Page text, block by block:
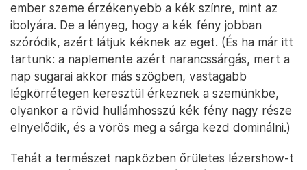
ember szeme érzékenyebb a kék színre, mint az
ibolyára. De a lényeg, hogy a kék fény jobban
szóródik, azért látjuk kéknek az eget. (És ha már itt
tartunk: a naplemente azért narancssárgás, mert a
nap sugarai akkor más szögben, vastagabb
légkörrétegen keresztül érkeznek a szemünkbe,
olyankor a rövid hullámhosszú kék fény nagy része
elnyelődik, és a vörös meg a sárga kezd dominálni.)
Tehát a természet napközben őrületes lézershow-t